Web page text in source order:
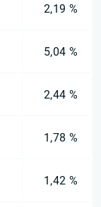
2,19 %
5,04 %
2,44 %
1,78 %
1,42 %